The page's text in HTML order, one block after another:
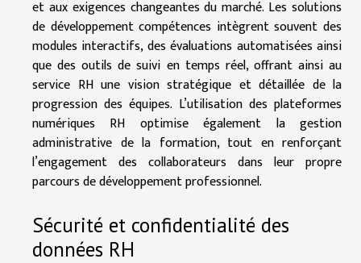
et aux exigences changeantes du marché. Les solutions
de développement compétences intègrent souvent des
modules interactifs, des évaluations automatisées ainsi
que des outils de suivi en temps réel, offrant ainsi au
service RH une vision stratégique et détaillée de la
progression des équipes. L’utilisation des plateformes
numériques RH optimise également la gestion
administrative de la formation, tout en renforçant
l’engagement des collaborateurs dans leur propre
parcours de développement professionnel.
Sécurité et confidentialité des
données RH